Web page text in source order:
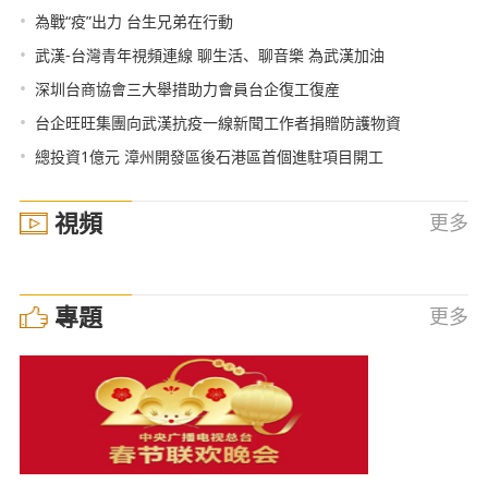
• 為戰“疫”出力 台生兄弟在行動
• 武漢-台灣青年視頻連線 聊生活、聊音樂 為武漢加油
• 深圳台商協會三大舉措助力會員台企復工復産
• 台企旺旺集團向武漢抗疫一線新聞工作者捐贈防護物資
• 總投資1億元 漳州開發區後石港區首個進駐項目開工
視頻 更多
專題 更多